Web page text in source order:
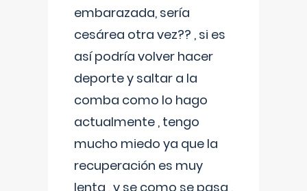
embarazada, sería
cesárea otra vez?? , si es
así podría volver hacer
deporte y saltar a la
comba como lo hago
actualmente , tengo
mucho miedo ya que la
recuperación es muy
lenta , y se como se pasa ,